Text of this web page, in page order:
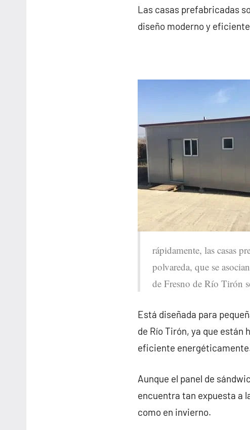
Las casas prefabricadas
diseño moderno y
rápidamente, las casas
polvareda, que se
de Fresno de Río Tirón
Está diseñada para
de Río Tirón, ya que están
eficiente
Aunque el panel de
encuentra tan expuesta a
como en invierno.